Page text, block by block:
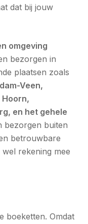
dat bij jouw
omgeving
bezorgen in
plaatsen zoals
Veen,
en het gehele
bezorgen buiten
betrouwbare
rekening mee
boeketten. Omdat